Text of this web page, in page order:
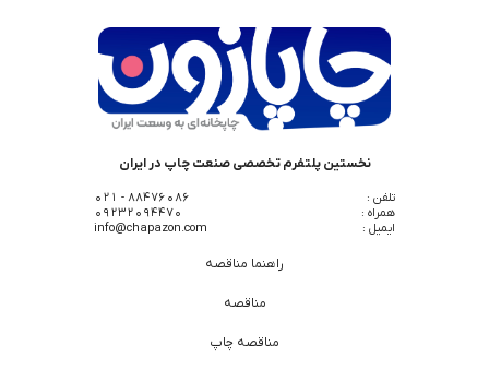
نخستین پلتفرم تخصصی صنعت چاپ در ایران
تلفن :
88476086 - 021
همراه :
09232094470
ایمیل :
info@chapazon.com
راهنما مناقصه
مناقصه
مناقصه چاپ